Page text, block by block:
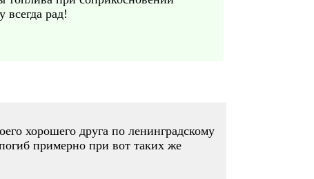
всегда рад!
хорошего друга по ленинградскому
примерно при вот таких же